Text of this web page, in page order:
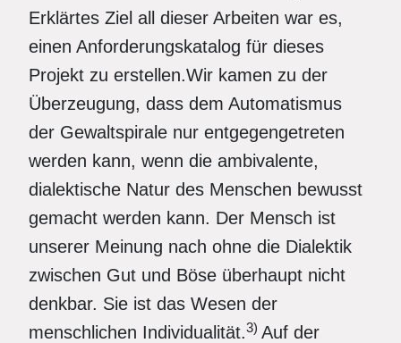
Erklärtes Ziel all dieser Arbeiten war es,
einen Anforderungskatalog für dieses
Projekt zu erstellen.Wir kamen zu der
Überzeugung, dass dem Automatismus
der Gewaltspirale nur entgegengetreten
werden kann, wenn die ambivalente,
dialektische Natur des Menschen bewusst
gemacht werden kann. Der Mensch ist
unserer Meinung nach ohne die Dialektik
zwischen Gut und Böse überhaupt nicht
denkbar. Sie ist das Wesen der
menschlichen Individualität.3) Auf der